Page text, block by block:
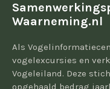
Waarneming.nl
Als
vogelexcursies en
Vogeleiland. Deze
opgehaald bedrag